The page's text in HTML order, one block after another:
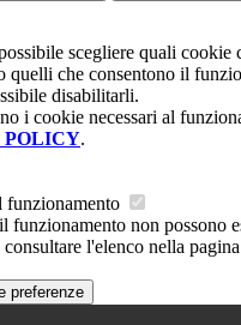
scegliere quali cookie
quelli che consentono il
disabilitarli.
i cookie necessari al
POLICY.
funzionamento
funzionamento non possono
l'elenco nella
preferenze